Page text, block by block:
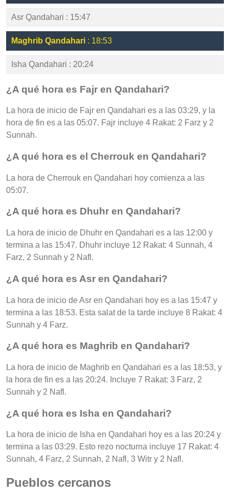
Asr Qandahari : 15:47
Maghrib Qandahari : 18:53
Isha Qandahari : 20:24
¿A qué hora es Fajr en Qandahari?
La hora de inicio de Fajr en Qandahari es a las 03:29, y la
hora de fin es a las 05:07. Fajr incluye 4 Rakat: 2 Farz y 2
Sunnah.
¿A qué hora es el Cherrouk en Qandahari?
La hora de Cherrouk en Qandahari hoy comienza a las
05:07.
¿A qué hora es Dhuhr en Qandahari?
La hora de inicio de Dhuhr en Qandahari es a las 12:00 y
termina a las 15:47. Dhuhr incluye 12 Rakat: 4 Sunnah, 4
Farz, 2 Sunnah y 2 Nafl.
¿A qué hora es Asr en Qandahari?
La hora de inicio de Asr en Qandahari hoy es a las 15:47 y
termina a las 18:53. Esta salat de la tarde incluye 8 Rakat: 4
Sunnah y 4 Farz.
¿A qué hora es Maghrib en Qandahari?
La hora de inicio de Maghrib en Qandahari es a las 18:53, y
la hora de fin es a las 20:24. Incluye 7 Rakat: 3 Farz, 2
Sunnah y 2 Nafl.
¿A qué hora es Isha en Qandahari?
La hora de inicio de Isha en Qandahari hoy es a las 20:24 y
termina a las 03:29. Esto rezo nocturna incluye 17 Rakat: 4
Sunnah, 4 Farz, 2 Sunnah, 2 Nafl, 3 Witr y 2 Nafl.
Pueblos cercanos